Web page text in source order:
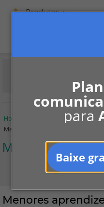
para
Baixe
Produtos
Home Colunistas
Menores aprendizes
Marcelo Meirelles
Menores